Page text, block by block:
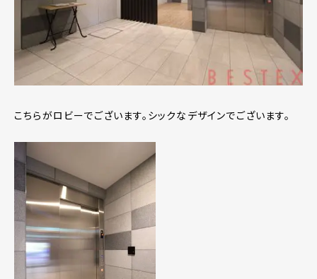
こちらがロビーでございます。シックなデザインでございます。